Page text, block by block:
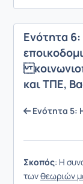
Ενότητα 6:
και ΤΠΕ,
Ενότητα 5:
Σκοπός: Η
τωνθεωριών